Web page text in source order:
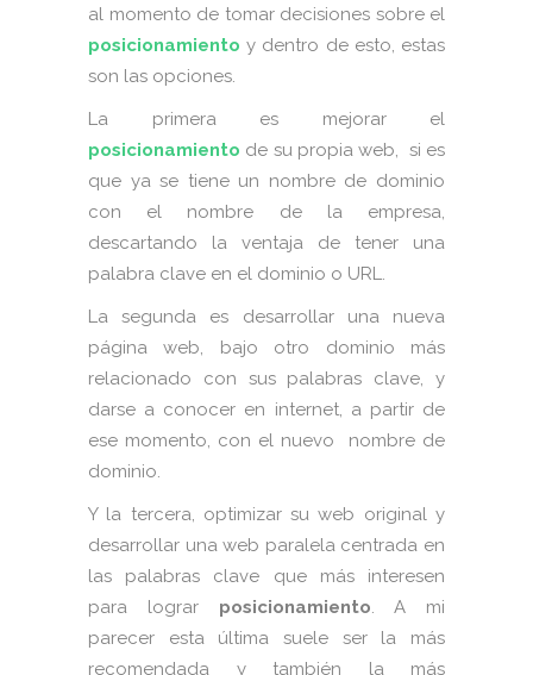
al momento de tomar decisiones sobre el
posicionamiento y dentro de esto, estas
son las opciones.
La primera es mejorar el
posicionamiento de su propia web, si es
que ya se tiene un nombre de dominio
con el nombre de la empresa,
descartando la ventaja de tener una
palabra clave en el dominio o URL.
La segunda es desarrollar una nueva
página web, bajo otro dominio más
relacionado con sus palabras clave, y
darse a conocer en internet, a partir de
ese momento, con el nuevo nombre de
dominio.
Y la tercera, optimizar su web original y
desarrollar una web paralela centrada en
las palabras clave que más interesen
para lograr posicionamiento. A mi
parecer esta última suele ser la más
recomendada y también la más